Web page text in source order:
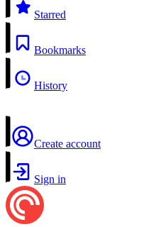
Starred
Bookmarks
History
Create account
Sign in